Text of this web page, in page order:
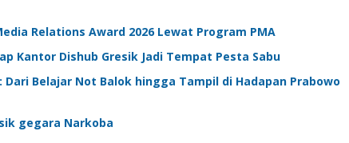
Relations Award 2026 Lewat Program PMA
Kantor Dishub Gresik Jadi Tempat Pesta Sabu
Dari Belajar Not Balok hingga Tampil di Hadapan Prabowo
gegara Narkoba